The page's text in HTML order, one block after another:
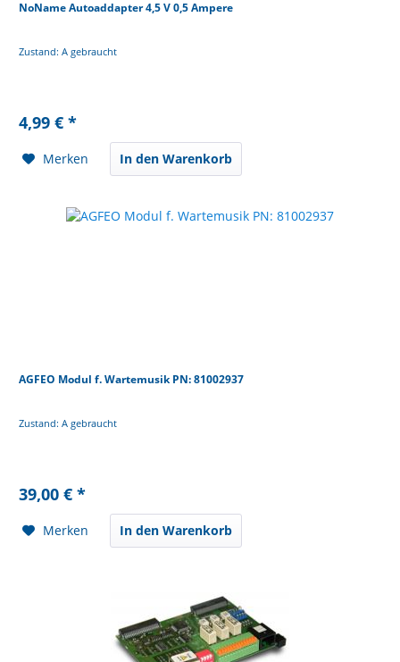
NoName Autoaddapter 4,5 V 0,5 Ampere
Zustand: A gebraucht
4,99 € *
Merken In den Warenkorb
AGFEO Modul f. Wartemusik PN: 81002937
Zustand: A gebraucht
39,00 € *
Merken In den Warenkorb